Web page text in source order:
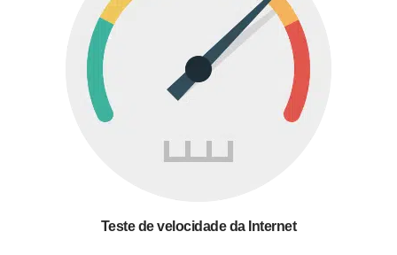
Teste de velocidade da Internet